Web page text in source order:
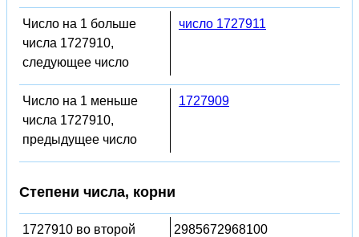
Число на 1 больше
числа 1727910,
следующее число
число 1727911
Число на 1 меньше
числа 1727910,
предыдущее число
1727909
Степени числа, корни
1727910 во второй
2985672968100